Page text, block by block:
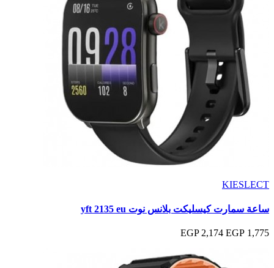
KIESLECT
ساعة سمارت كيسليكت بلانس نوت yft 2135 eu
1,775 EGP
2,174 EGP